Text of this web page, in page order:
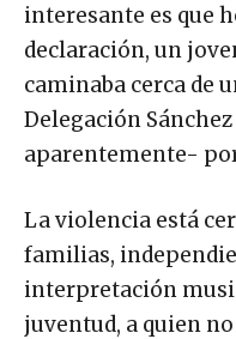
interesante es que
declaración, un
caminaba cerca de
Delegación
aparentemente-
La violencia está
familias,
interpretación
juventud, a quien